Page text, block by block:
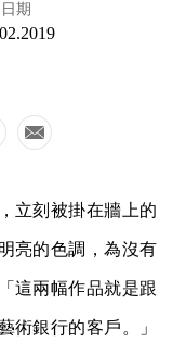
日期
立刻被掛在牆上的
亮的色調，為沒有
這兩幅作品就是跟
術銀行的客戶。」